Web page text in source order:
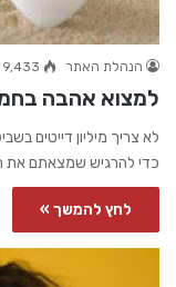
הנהלת האתר 9,433
למצוא אהבה
לא צריך מיליון דייטים
כדי להרגיש שמצאתם את
לחץ להמשך »